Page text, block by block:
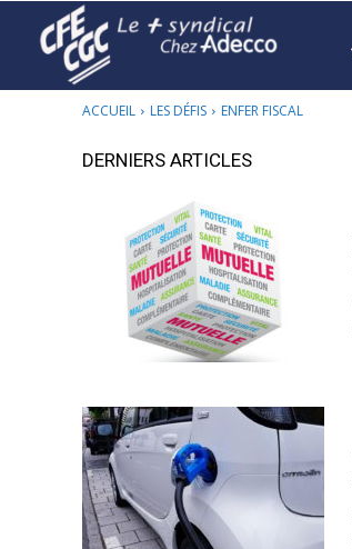
ACCUEIL LES DÉFIS ENFER FISCAL
DERNIERS ARTICLES